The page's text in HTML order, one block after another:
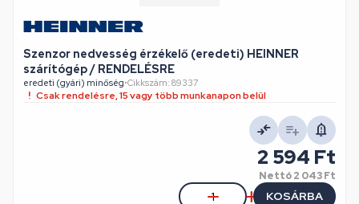
Szenzor nedvesség érzékelő (eredeti) HEINNER
szárítógép / RENDELÉSRE
eredeti (gyári) minőség•Cikkszám: 89337
Csak rendelésre, 15 vagy több munkanapon belül
2 594 Ft
Nettó2 043 Ft
KOSÁRBA